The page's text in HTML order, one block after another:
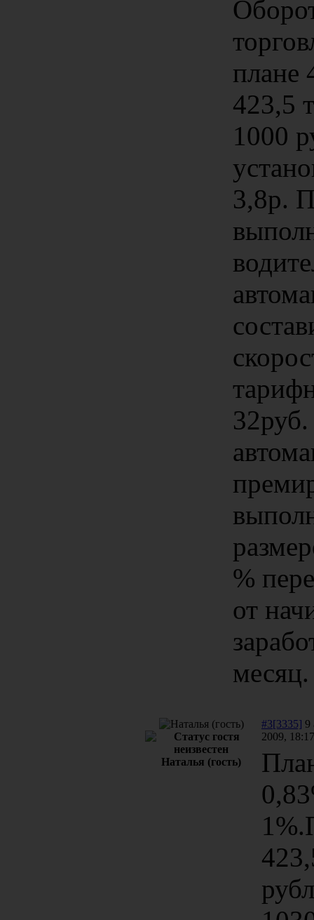
плане
423,5
1000
3,8р.
%
от
месяц.
Наталья (гость)
#3[3335] 9
2009, 18:17